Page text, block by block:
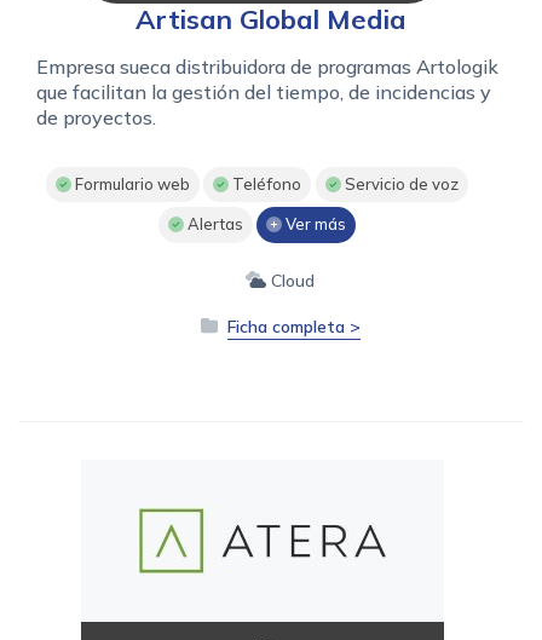
Artisan Global Media
Empresa sueca distribuidora de programas Artologik
que facilitan la gestión del tiempo, de incidencias y
de proyectos.
Formulario web Teléfono Servicio de voz
Alertas Ver más
Cloud
Ficha completa >